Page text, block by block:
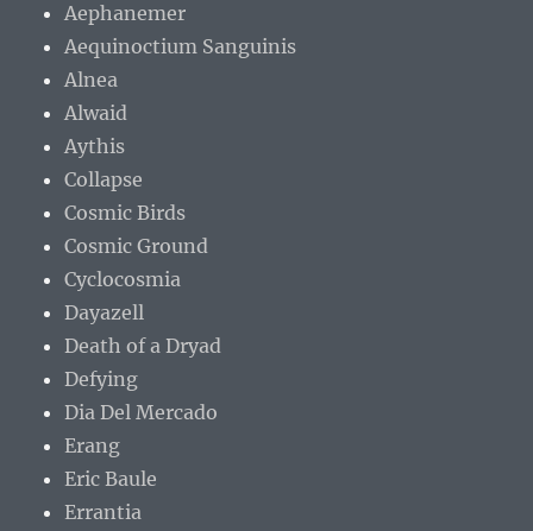
Aephanemer
Aequinoctium Sanguinis
Alnea
Alwaid
Aythis
Collapse
Cosmic Birds
Cosmic Ground
Cyclocosmia
Dayazell
Death of a Dryad
Defying
Dia Del Mercado
Erang
Eric Baule
Errantia